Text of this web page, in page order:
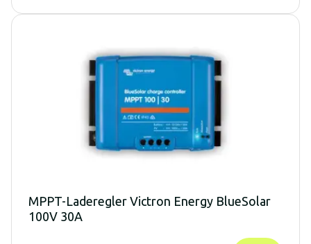
MPPT-Laderegler Victron Energy BlueSolar
100V 30A